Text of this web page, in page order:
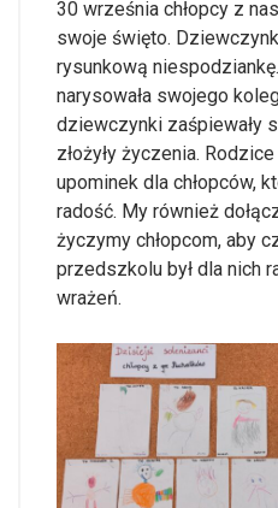
30 września chłopcy z
swoje święto.
rysunkową
narysowała swojego
dziewczynki zaśpiewały
złożyły życzenia.
upominek dla chłopców,
radość. My również
życzymy chłopcom, aby
przedszkolu był dla nich
wrażeń.